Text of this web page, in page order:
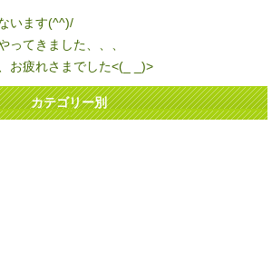
います(^^)/
ってきました、、、
お疲れさまでした<(_ _)>
カテゴリー別